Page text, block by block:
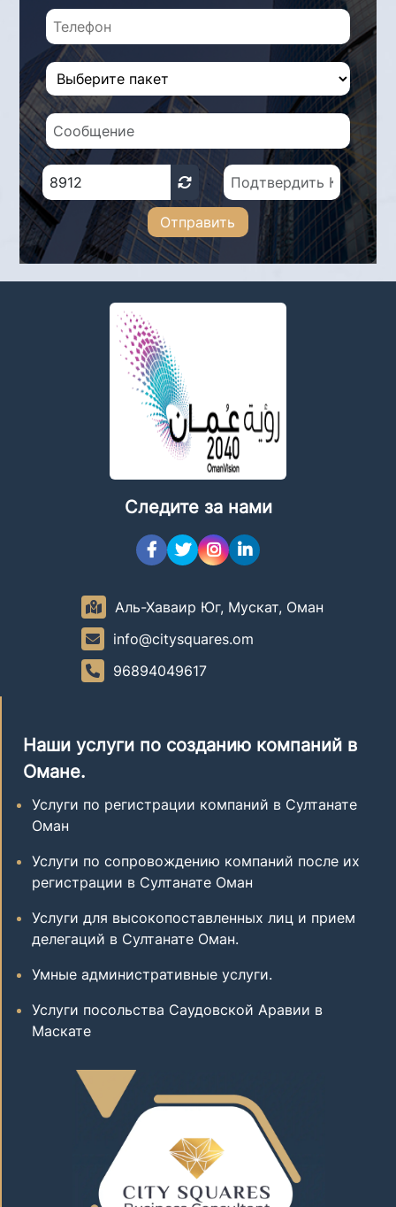
Следите за нами
Аль-Хаваир Юг, Мускат, Оман
info@citysquares.om
96894049617
Наши услуги по созданию компаний в
Омане.
Услуги по регистрации компаний в Султанате
Оман
Услуги по сопровождению компаний после их
регистрации в Султанате Оман
Услуги для высокопоставленных лиц и прием
делегаций в Султанате Оман.
Умные административные услуги.
Услуги посольства Саудовской Аравии в
Маскате